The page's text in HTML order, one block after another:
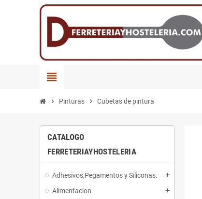
view_headline
chevron_right Pinturas chevron_right Cubetas de pintura
CATALOGO
FERRETERIAYHOSTELERIA
Adhesivos,Pegamentos y Siliconas. add
Alimentacion add